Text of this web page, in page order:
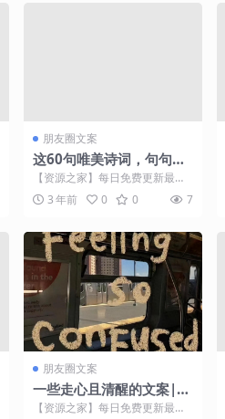
朋友圈文案
这60句唯美诗词，句句典
雅，最适合做微信签名
【资源之家】每日免费更新最热
门的副业项目资源 诗词世界 诗词
可以怎么用？ 做签名...
3 年前 0 0 7
朋友圈文案
一些走心且清醒的文案|朋
友圈
【资源之家】每日免费更新最热